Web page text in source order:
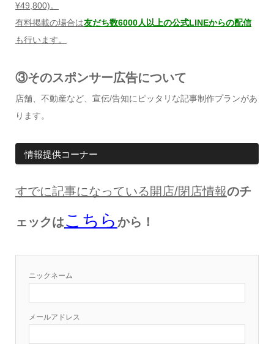
¥49,800)。
有料掲載の場合は友だち数6000人以上の公式LINEからの配信
も行います。
③そのスポンサー広告について
店舗、不動産など、宣伝/告知にピッタリな記事制作プランがあ
ります。
情報提供コーナー
すでに記事になっている開店/閉店情報のチ
ェックはこちら から！
ニックネーム
メールアドレス